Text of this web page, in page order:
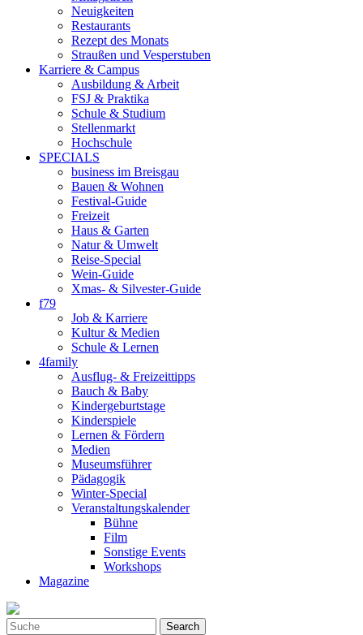
Neuigkeiten
Restaurants
Rezept des Monats
Straußen und Vesperstuben
Karriere & Campus
Ausbildung & Arbeit
FSJ & Praktika
Schule & Studium
Stellenmarkt
Hochschule
SPECIALS
business im Breisgau
Bauen & Wohnen
Festival-Guide
Freizeit
Haus & Garten
Natur & Umwelt
Reise-Special
Wein-Guide
Xmas- & Silvester-Guide
f79
Job & Karriere
Kultur & Medien
Schule & Lernen
4family
Ausflug- & Freizeittipps
Bauch & Baby
Kindergeburtstage
Kinderspiele
Lernen & Fördern
Medien
Museumsführer
Pädagogik
Winter-Special
Veranstaltungskalender
Bühne
Film
Sonstige Events
Workshops
Magazine